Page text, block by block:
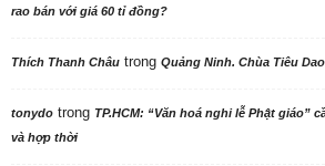
rao bán với giá 60 tỉ đồng?
Thích Thanh Châu trong Quảng Ninh. Chùa Tiêu
tonydo trong TP.HCM: “Văn hoá nghi lễ Phật giáo”
và hợp thời